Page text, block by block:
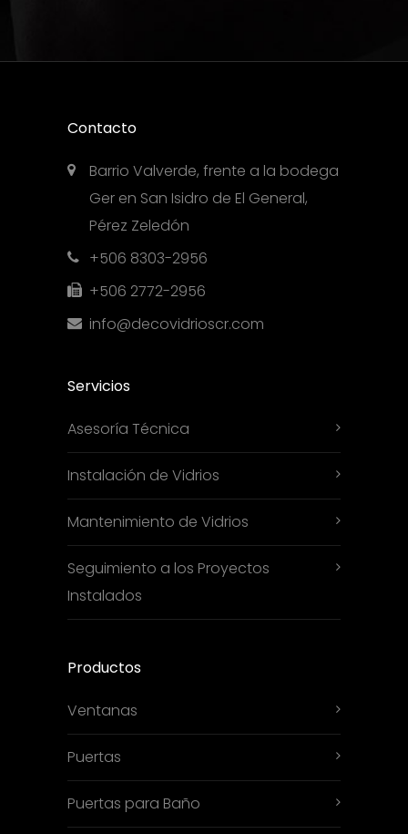
Contacto
Barrio Valverde, frente a la bodega
Ger en San Isidro de El General,
Pérez Zeledón
+506 8303-2956
+506 2772-2956
info@decovidrioscr.com
Servicios
Asesoría Técnica
Instalación de Vidrios
Mantenimiento de Vidrios
Seguimiento a los Proyectos
Instalados
Productos
Ventanas
Puertas
Puertas para Baño